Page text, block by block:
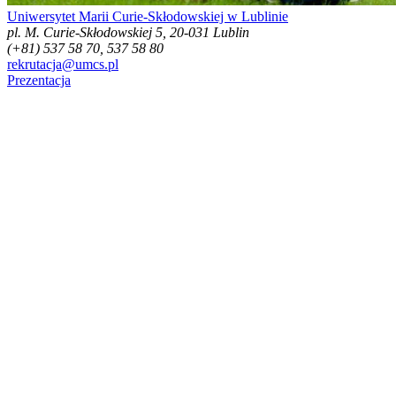
Uniwersytet Marii Curie-Skłodowskiej w Lublinie
pl. M. Curie-Skłodowskiej 5, 20-031 Lublin
(+81) 537 58 70, 537 58 80
rekrutacja@umcs.pl
Prezentacja